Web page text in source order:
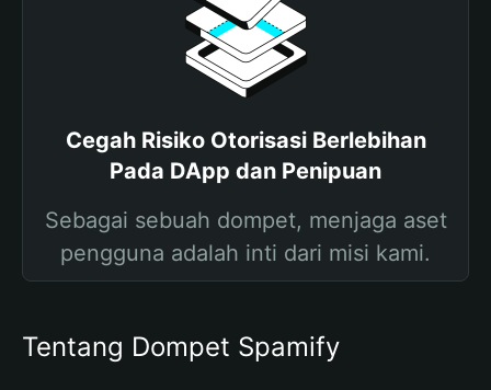
Cegah Risiko Otorisasi Berlebihan
Pada DApp dan Penipuan
Sebagai sebuah dompet, menjaga aset
pengguna adalah inti dari misi kami.
Tentang Dompet Spamify